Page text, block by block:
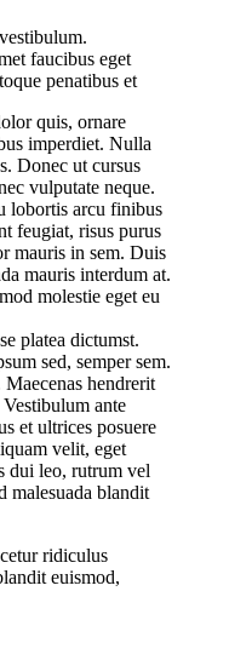
faucibus eget
penatibus et
quis, ornare
imperdiet. Nulla
Donec ut cursus
vulputate neque.
lobortis arcu finibus
feugiat, risus purus
mauris in sem. Duis
mauris interdum at.
molestie eget eu
platea dictumst.
sed, semper sem.
Maecenas hendrerit
ante
et ultrices posuere
velit, eget
dui leo, rutrum vel
malesuada blandit
ridiculus
euismod,